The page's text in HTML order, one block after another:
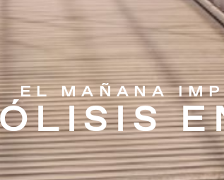
EL MAÑANA